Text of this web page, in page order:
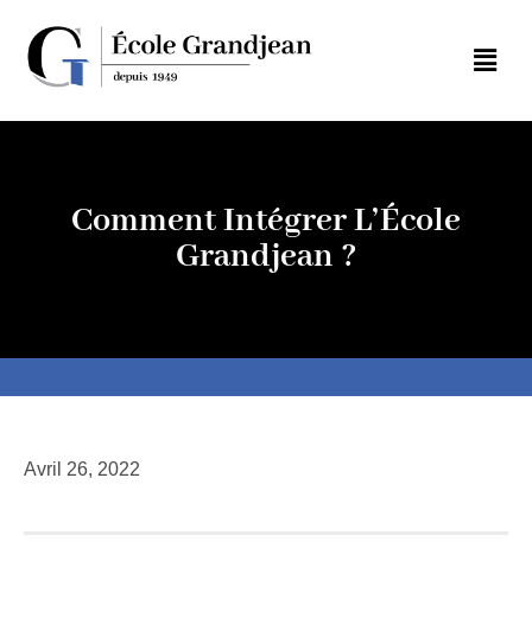
Comment Intégrer L’École
Grandjean ?
Avril 26, 2022